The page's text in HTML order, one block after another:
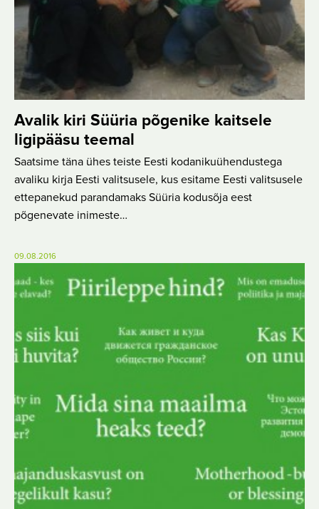
Avalik kiri Süüria põgenike kaitsele
ligipääsu teemal
Saatsime täna ühes teiste Eesti kodanikuühendustega
avaliku kirja Eesti valitsusele, kus esitame Eesti valitsusele
ettepanekud parandamaks Süüria kodusõja eest
põgenevate inimeste…
09.08.2016